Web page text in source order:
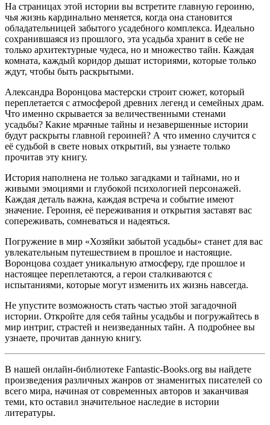
На страницах этой истории вы встретите главную героиню,
чья жизнь кардинально меняется, когда она становится
обладательницей забытого усадебного комплекса. Идеально
сохранившаяся из прошлого, эта усадьба хранит в себе не
только архитектурные чудеса, но и множество тайн. Каждая
комната, каждый коридор дышат историями, которые только
ждут, чтобы быть раскрытыми.
Александра Воронцова мастерски строит сюжет, который
переплетается с атмосферой древних легенд и семейных драм.
Что именно скрывается за величественными стенами
усадьбы? Какие мрачные тайны и незавершенные истории
будут раскрыты главной героиней? А что именно случится с
её судьбой в свете новых открытий, вы узнаете только
прочитав эту книгу.
История наполнена не только загадками и тайнами, но и
живыми эмоциями и глубокой психологией персонажей.
Каждая деталь важна, каждая встреча и событие имеют
значение. Героиня, её переживания и открытия заставят вас
сопереживать, сомневаться и надеяться.
Погружение в мир «Хозяйки забытой усадьбы» станет для вас
увлекательным путешествием в прошлое и настоящие.
Воронцова создает уникальную атмосферу, где прошлое и
настоящее переплетаются, а герои сталкиваются с
испытаниями, которые могут изменить их жизнь навсегда.
Не упустите возможность стать частью этой загадочной
истории. Откройте для себя тайны усадьбы и погружайтесь в
мир интриг, страстей и неизведанных тайн. А подробнее вы
узнаете, прочитав данную книгу.
В нашей онлайн-библиотеке Fantastic-Books.org вы найдете
произведения различных жанров от знаменитых писателей со
всего мира, начиная от современных авторов и заканчивая
теми, кто оставил значительное наследие в истории
литературы.